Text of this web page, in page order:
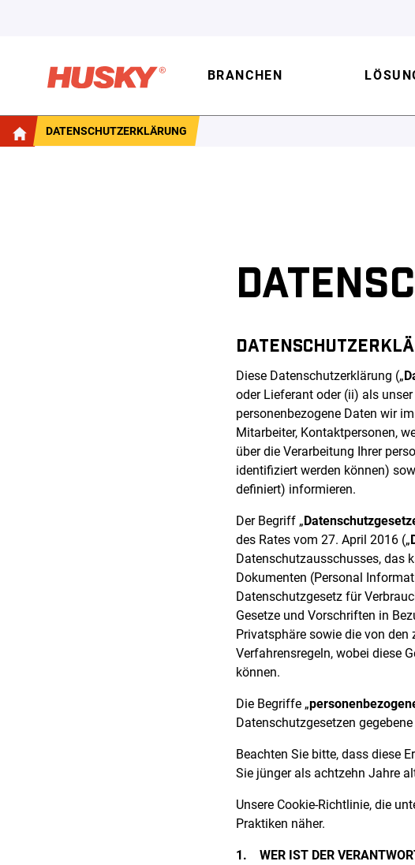
BRANCHEN
DATENSCHUTZERKLÄRUNG
Diese Datenschutzerklärung („
oder Lieferant oder (ii) als
personenbezogene Daten wir
Mitarbeiter, Kontaktpersonen,
über die Verarbeitung Ihrer
identifiziert werden können)
definiert) informieren.
Der Begriff „
des Rates vom 27. April 2016 („
Datenschutzausschusses, das
Dokumenten (Personal
Datenschutzgesetz für
Gesetze und Vorschriften in
Privatsphäre sowie die von
Verfahrensregeln, wobei diese
können.
Die Begriffe „
Datenschutzgesetzen
Beachten Sie bitte, dass diese
Sie jünger als achtzehn Jahre
Unsere Cookie-Richtlinie, die
Praktiken näher.
1. WER IST DER